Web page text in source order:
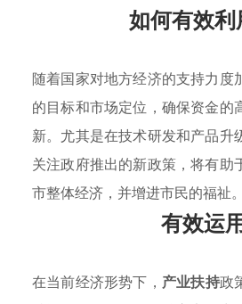
如何有效
随着国家对地方经济的支持力度
的目标和市场定位，确保资金
新。尤其是在技术研发和产品
关注政府推出的新政策，将有
市整体经济，并增进市民的福祉。
有效运
在当前经济形势下， 产业扶持政